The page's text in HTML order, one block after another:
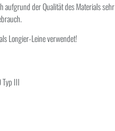
aufgrund der Qualität des Materials sehr
Longier-Leine verwendet!
III